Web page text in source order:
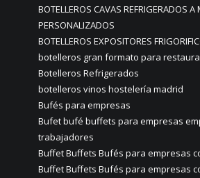
BOTELLEROS CAVAS REFRIGERADOS A
PERSONALIZADOS
BOTELLEROS EXPOSITORES
botelleros gran formato para
Botelleros Refrigerados
botelleros vinos hostelería madrid
Bufés para empresas
Bufet bufé buffets para empresas
trabajadores
Buffet Buffets Bufés para empresas
Buffet Buffets Bufés para empresas